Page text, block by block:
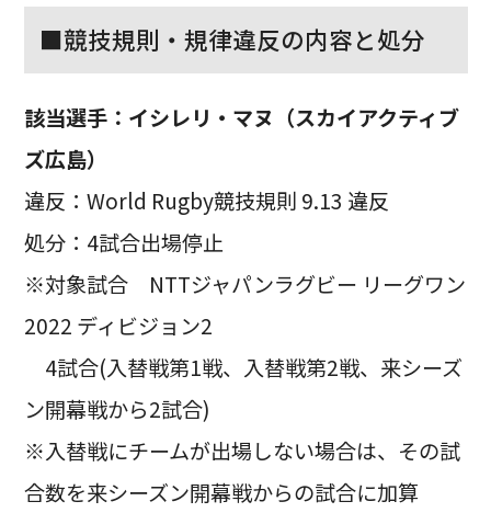
■競技規則・規律違反の内容と処分
該当選手： イシレリ・マヌ（スカイアクティブ
ズ広島）
違反：World Rugby競技規則 9.13 違反
処分：4試合出場停止
※対象試合 NTTジャパンラグビー リーグワン
2022 ディビジョン2
4試合(入替戦第1戦、入替戦第2戦、来シーズ
ン開幕戦から2試合)
※入替戦にチームが出場しない場合は、その試
合数を来シーズン開幕戦からの試合に加算